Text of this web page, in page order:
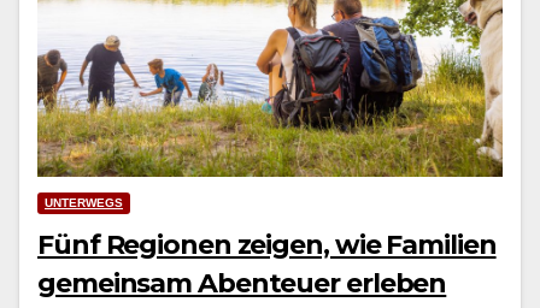
UNTERWEGS
Fünf Regionen zeigen, wie Familien
gemeinsam Abenteuer erleben